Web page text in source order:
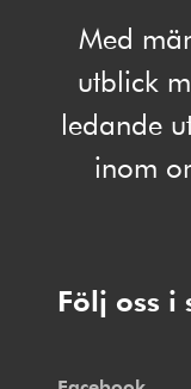
Med
utblick
ledande
inom
Följ oss i